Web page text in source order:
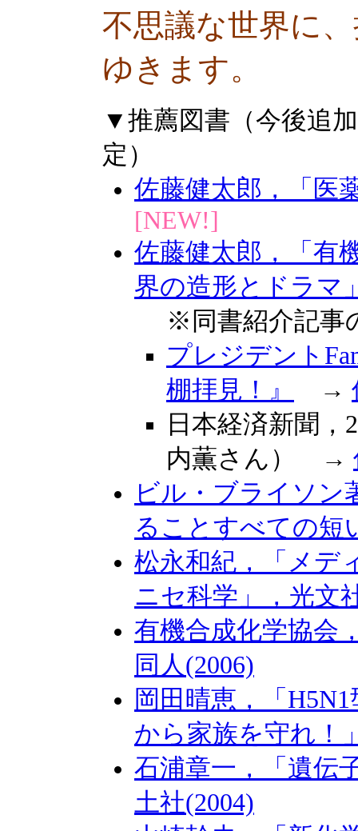
不思議な世界に
ゆきます。
▼推薦図書（今後追
定）
佐藤健太郎，「医
[NEW!]
佐藤健太郎，「有
界の造形とドラマ
※同書紹介記事
プレジデント
棚拝見！』
→
日本経済新聞，
内薫さん） →
ビル・ブライソン
ることすべての短
松永和紀，「メデ
ニセ科学」，光文
有機合成化学協会
同人(2006)
岡田晴恵，「
から家族を守れ！
石浦章一，「遺伝
土社(2004)